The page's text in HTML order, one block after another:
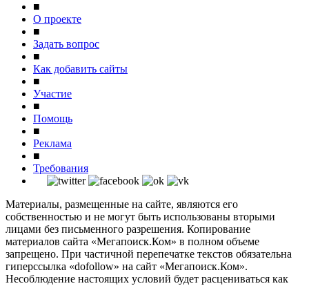
■
О проекте
■
Задать вопрос
■
Как добавить сайты
■
Участие
■
Помощь
■
Реклама
■
Требования
Материалы, размещенные на сайте, являются его
собственностью и не могут быть использованы вторыми
лицами без письменного разрешения. Копирование
материалов сайта «Мегапоиск.Ком» в полном объеме
запрещено. При частичной перепечатке текстов обязательна
гиперссылка «dofollow» на сайт «Мегапоиск.Ком».
Несоблюдение настоящих условий будет расцениваться как